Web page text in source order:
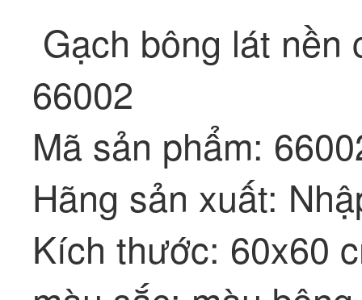
Gạch bông lát nền
66002
Mã sản phẩm:
Hãng sản xuất:
Kích thước: 60x60